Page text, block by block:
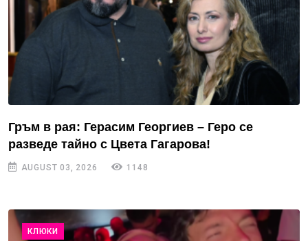
Гръм в рая: Герасим Георгиев – Геро се
разведе тайно с Цвета Гагарова!
AUGUST 03, 2026 1148
КЛЮКИ